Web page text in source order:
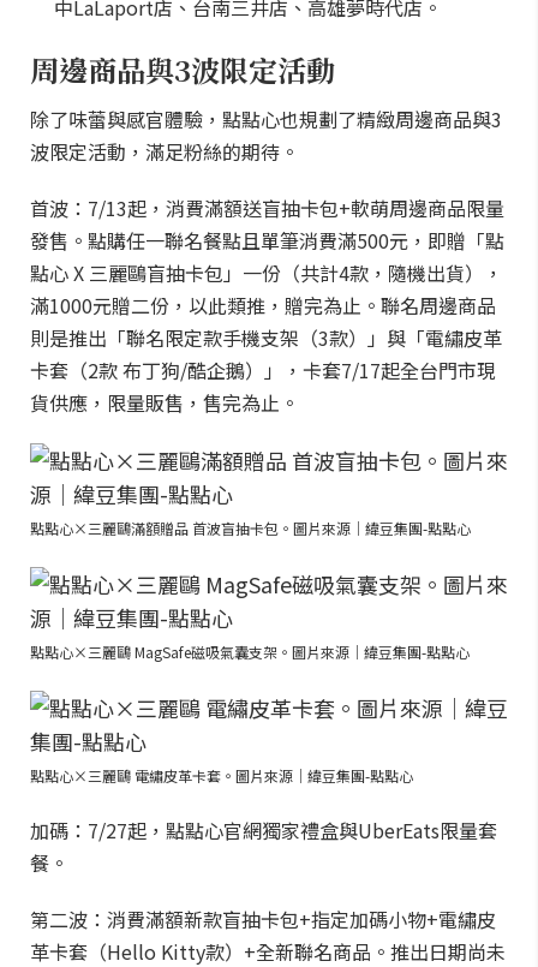
中LaLaport店、台南三井店、高雄夢時代店。
周邊商品與3波限定活動
除了味蕾與感官體驗，點點心也規劃了精緻周邊商品與3
波限定活動，滿足粉絲的期待。
首波：7/13起，消費滿額送盲抽卡包+軟萌周邊商品限量
發售。點購任一聯名餐點且單筆消費滿500元，即贈「點
點心 X 三麗鷗盲抽卡包」一份（共計4款，隨機出貨），
滿1000元贈二份，以此類推，贈完為止。聯名周邊商品
則是推出「聯名限定款手機支架（3款）」與「電繡皮革
卡套（2款 布丁狗/酷企鵝）」，卡套7/17起全台門市現
貨供應，限量販售，售完為止。
點點心×三麗鷗滿額贈品 首波盲抽卡包。圖片來源｜緯豆集團-點點心
點點心×三麗鷗 MagSafe磁吸氣囊支架。圖片來源｜緯豆集團-點點心
點點心×三麗鷗 電繡皮革卡套。圖片來源｜緯豆集團-點點心
加碼：7/27起，點點心官網獨家禮盒與UberEats限量套
餐。
第二波：消費滿額新款盲抽卡包+指定加碼小物+電繡皮
革卡套（Hello Kitty款）+全新聯名商品。推出日期尚未